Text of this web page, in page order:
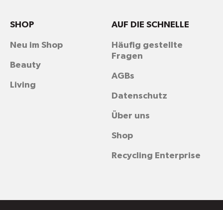
AUF DIE SCHNELLE
Häufig gestellte
Fragen
AGBs
Datenschutz
Über uns
Shop
Recycling Enterprise
SHOP
Neu im Shop
Beauty
Living